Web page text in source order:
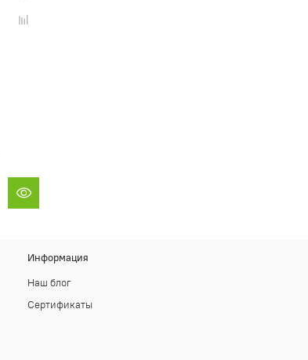
Информация
Наш блог
Сертификаты